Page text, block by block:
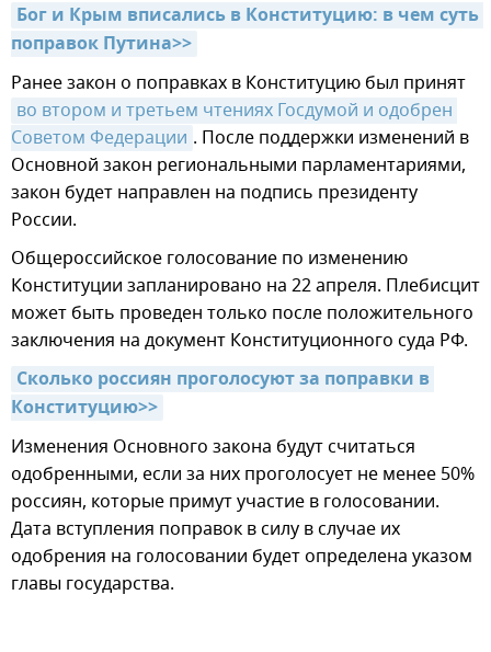
Бог и Крым вписались в Конституцию: в чем суть
поправок Путина>>
Ранее закон о поправках в Конституцию был принят
во втором и третьем чтениях Госдумой и одобрен
Советом Федерации . После поддержки изменений в
Основной закон региональными парламентариями,
закон будет направлен на подпись президенту
России.
Общероссийское голосование по изменению
Конституции запланировано на 22 апреля. Плебисцит
может быть проведен только после положительного
заключения на документ Конституционного суда РФ.
Сколько россиян проголосуют за поправки в
Конституцию>>
Изменения Основного закона будут считаться
одобренными, если за них проголосует не менее 50%
россиян, которые примут участие в голосовании.
Дата вступления поправок в силу в случае их
одобрения на голосовании будет определена указом
главы государства.